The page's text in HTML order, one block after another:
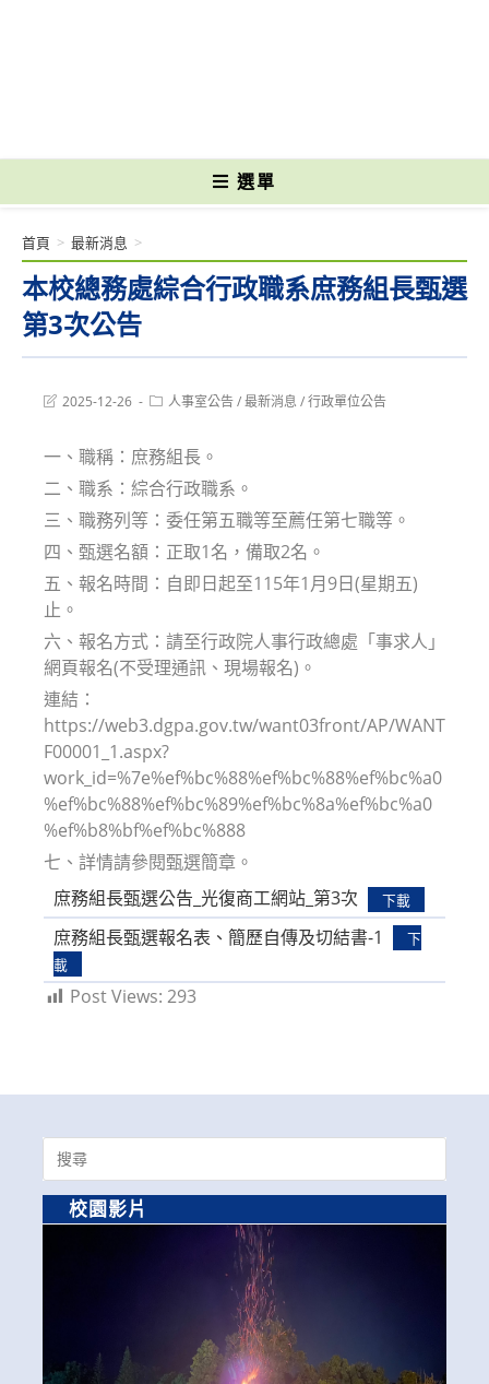
選單
本校總務處綜合行政職系庶務組長甄選
第3次公告
首頁 > 最新消息 >
Post2025-12-26
Post人事室公告/最新消息 /行政單位公告
一、職稱：庶務組長。
二、職系：綜合行政職系。
三、職務列等：委任第五職等至薦任第七職等。
四、甄選名額：正取1名，備取2名。
五、報名時間：自即日起至115年1月9日(星期五)
止。
六、報名方式：請至行政院人事行政總處「事求人」
網頁報名(不受理通訊、現場報名)。
連結：
https://web3.dgpa.gov.tw/want03front/AP/WANT
F00001_1.aspx?
work_id=%7e%ef%bc%88%ef%bc%88%ef%bc%a0
%ef%bc%88%ef%bc%89%ef%bc%8a%ef%bc%a0
%ef%b8%bf%ef%bc%888
七、詳情請參閱甄選簡章。
庶務組長甄選公告_光復商工網站_第3次
下載
庶務組長甄選報名表、簡歷自傳及切結書-1
下
載
Post Views: 293
Search
for:
校園影片